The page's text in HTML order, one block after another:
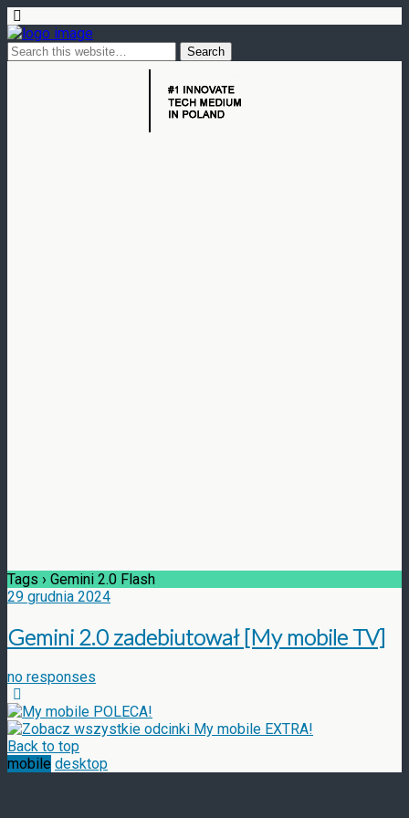
Tags › Gemini 2.0 Flash
29 grudnia 2024
Gemini 2.0 zadebiutował [My mobile TV]
no responses
Back to top
mobile desktop